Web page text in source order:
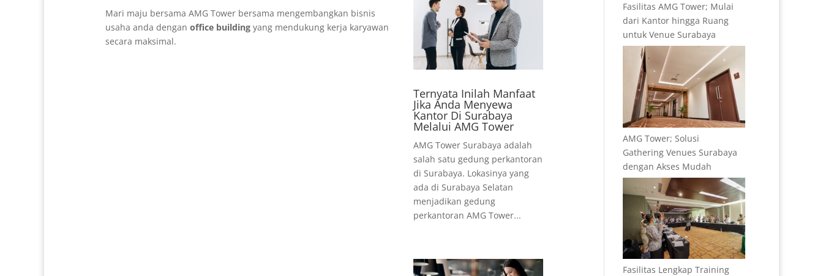
Mari maju bersama AMG Tower bersama mengembangkan bisnis
usaha anda dengan office buildingyang mendukung kerja karyawan
secara maksimal.
Ternyata Inilah Manfaat
Jika Anda Menyewa
Kantor Di Surabaya
Melalui AMG Tower
AMG Tower Surabaya adalah
salah satu gedung perkantoran
di Surabaya. Lokasinya yang
ada di Surabaya Selatan
menjadikan gedung
perkantoran AMG Tower...
Fasilitas AMG Tower; Mulai
dari Kantor hingga Ruang
untuk Venue Surabaya
AMG Tower; Solusi
Gathering Venues Surabaya
dengan Akses Mudah
Fasilitas Lengkap Training